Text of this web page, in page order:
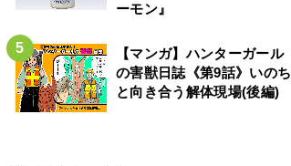
ーモン』
【マンガ】ハンターガール
の害獣日誌《第9話》いのち
と向き合う解体現場(後編)